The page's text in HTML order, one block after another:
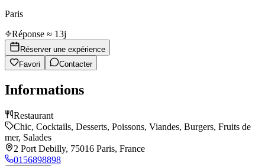
Paris
Réponse ≈ 13j
Réserver une expérience
Favori
Contacter
Informations
Restaurant
Chic, Cocktails, Desserts, Poissons, Viandes, Burgers, Fruits de
mer, Salades
2 Port Debilly, 75016 Paris, France
0156898898